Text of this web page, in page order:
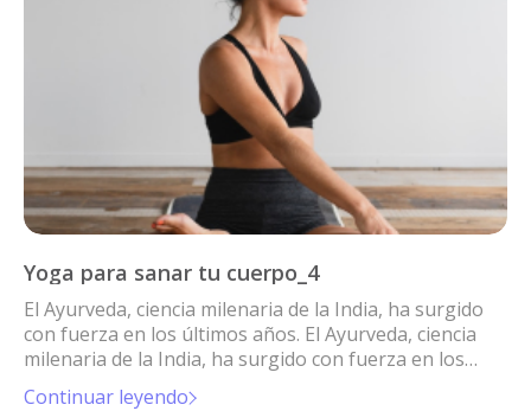
Yoga para sanar tu cuerpo_4
El Ayurveda, ciencia milenaria de la India, ha surgido
con fuerza en los últimos años. El Ayurveda, ciencia
milenaria de la India, ha surgido con fuerza en los
últimos años.
Continuar leyendo